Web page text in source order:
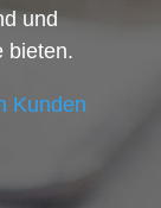
und
bieten.
Kunden